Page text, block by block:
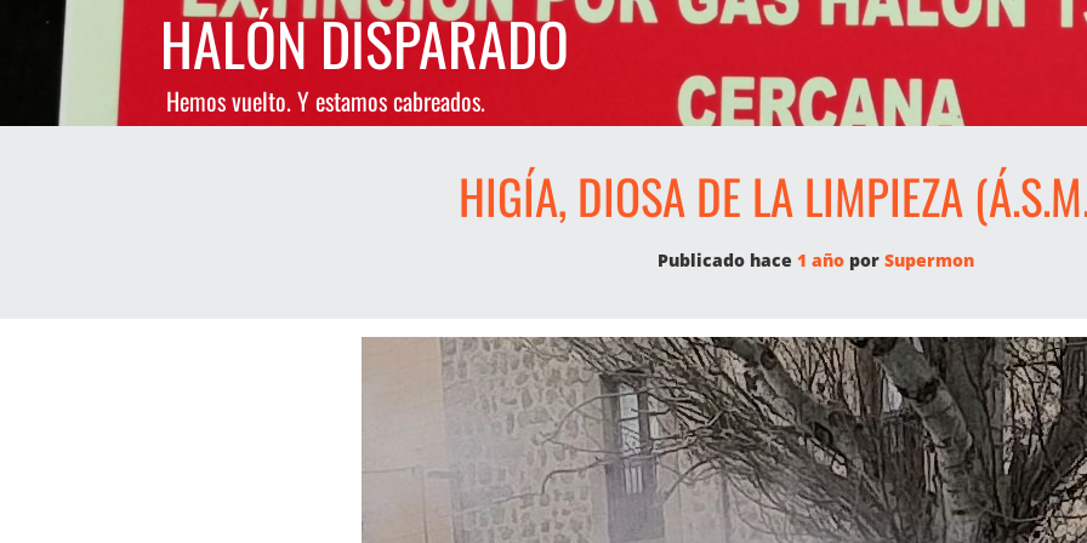
contenido
HALÓN DISPARADO
Hemos vuelto. Y estamos cabreados.
HIGÍA, DIOSA DE LA LIMPIEZA
Publicado hace 1 año por Supermon